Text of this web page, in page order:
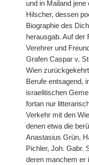
und in Mailand
Hilscher, dessen
Biographie des
herausgab. Auf der
Verehrer und
Grafen Caspar v.
Wien
Berufe entsagend,
israelitischen
fortan nur
Verkehr mit den
denen etwa die
Anastasius Grün,
Pichler, Joh. Gabr.
deren manchem er